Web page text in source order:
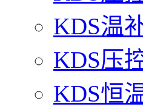
KDS温
KDS压
KDS恒